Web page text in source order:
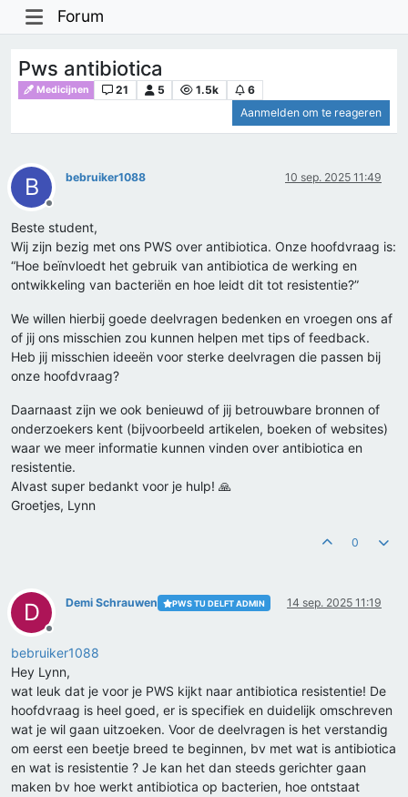
Forum
Pws antibiotica
Medicijnen 21 5 1.5k
6
Aanmelden om te reageren
B
Offline
bebruiker1088 10 sep. 2025 11:49
Beste student,
Wij zijn bezig met ons PWS over antibiotica. Onze hoofdvraag is:
“Hoe beïnvloedt het gebruik van antibiotica de werking en
ontwikkeling van bacteriën en hoe leidt dit tot resistentie?”
We willen hierbij goede deelvragen bedenken en vroegen ons af
of jij ons misschien zou kunnen helpen met tips of feedback.
Heb jij misschien ideeën voor sterke deelvragen die passen bij
onze hoofdvraag?
Daarnaast zijn we ook benieuwd of jij betrouwbare bronnen of
onderzoekers kent (bijvoorbeeld artikelen, boeken of websites)
waar we meer informatie kunnen vinden over antibiotica en
resistentie.
Alvast super bedankt voor je hulp! 🙏
Groetjes, Lynn
0
D
Offline
Demi Schrauwen PWS TU DELFT ADMIN 14 sep. 2025 11:19
bebruiker1088
Hey Lynn,
wat leuk dat je voor je PWS kijkt naar antibiotica resistentie! De
hoofdvraag is heel goed, er is specifiek en duidelijk omschreven
wat je wil gaan uitzoeken. Voor de deelvragen is het verstandig
om eerst een beetje breed te beginnen, bv met wat is antibiotica
en wat is resistentie ? Je kan het dan steeds gerichter gaan
maken bv hoe werkt antibiotica op bacterien, hoe ontstaat